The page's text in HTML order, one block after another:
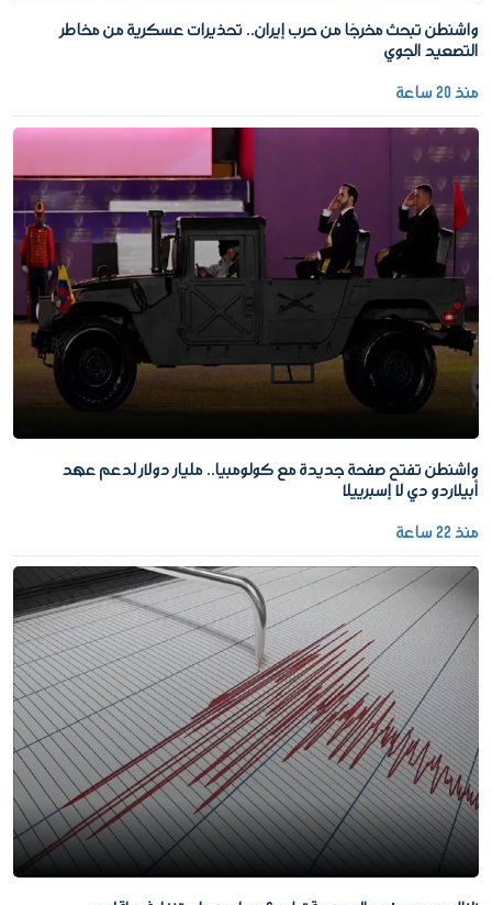
واشنطن تبحث مخرجًا من حرب إيران.. تحذيرات عسكرية من مخاطر
التصعيد الجوي
منذ 20 ساعة
واشنطن تفتح صفحة جديدة مع كولومبيا.. مليار دولار لدعم عهد
أبيلاردو دي لا إسبرييلا
منذ 22 ساعة